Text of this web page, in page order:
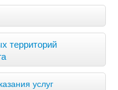
территорий
услуг